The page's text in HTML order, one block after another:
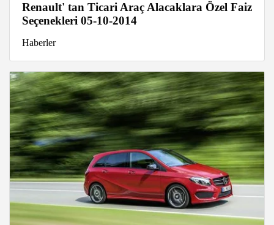
Renault' tan Ticari Araç Alacaklara Özel Faiz
Seçenekleri 05-10-2014
Haberler